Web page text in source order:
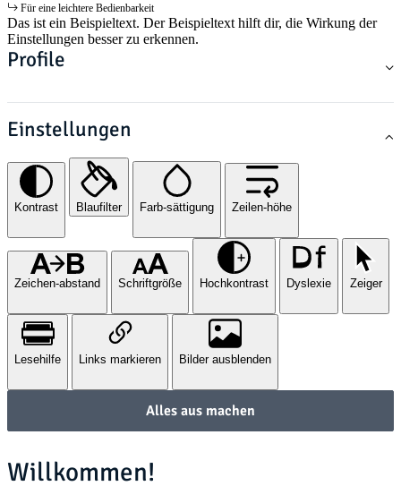
Für eine leichtere Bedienbarkeit
Das ist ein Beispieltext. Der Beispieltext hilft dir, die Wirkung der
Einstellungen besser zu erkennen.
Profile
Einstellungen
Kontrast Blaufilter Farb-sättigung Zeilen-höhe
Zeichen-abstand Schriftgröße Hochkontrast Dyslexie Zeiger
Lesehilfe Links markieren Bilder ausblenden
Alles aus machen
Willkommen!